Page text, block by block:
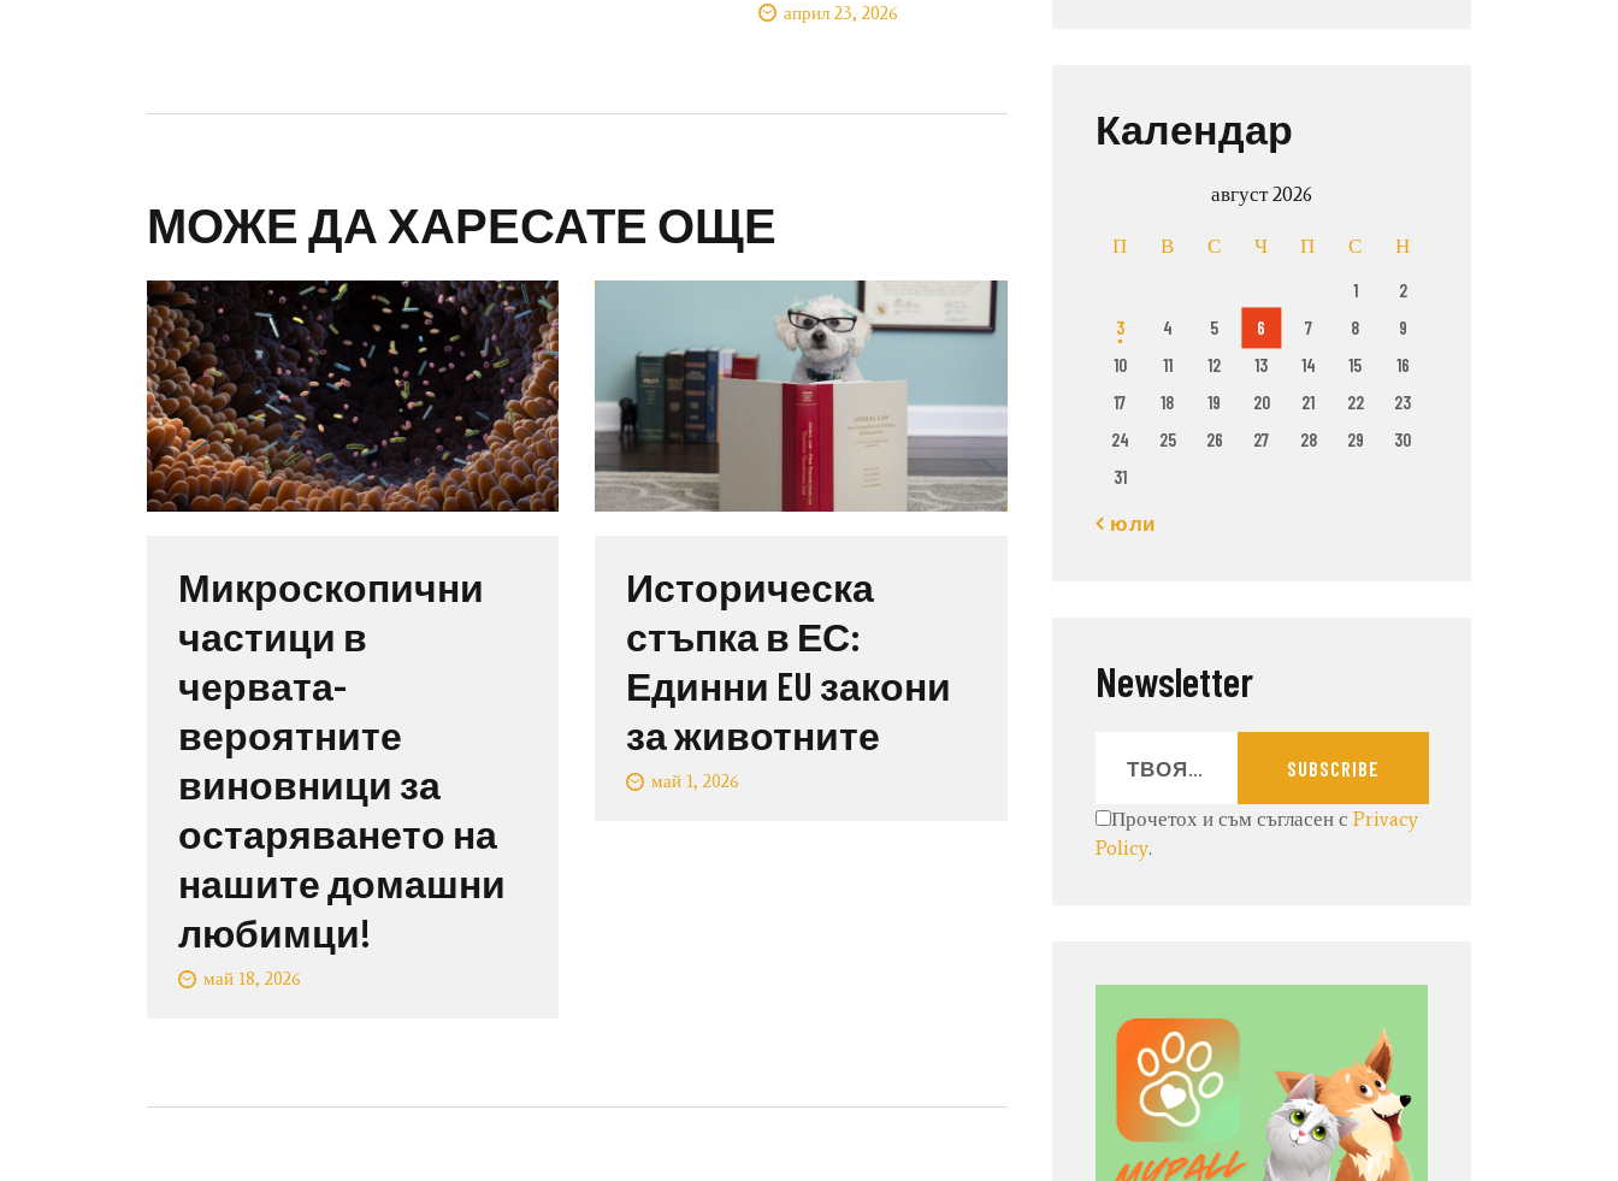
април 23, 2026
МОЖЕ ДА ХАРЕСАТЕ ОЩЕ
Микроскопични
частици в
червата-
вероятните
виновници за
остаряването на
нашите домашни
любимци!
май 18, 2026
Историческа
стъпка в ЕС:
Единни EU закони
за животните
май 1, 2026
Календар
август 2026
П В С Ч П С Н
1
2
3
4 5 6 7 8
9
10
11 12 13 14 15
16
17
18 19 20 21 22
23
24
25 26 27 28 29
30
31
« юли
Newsletter
SUBSCRIBE
Прочетох и съм съгласен сPrivacy
Policy.